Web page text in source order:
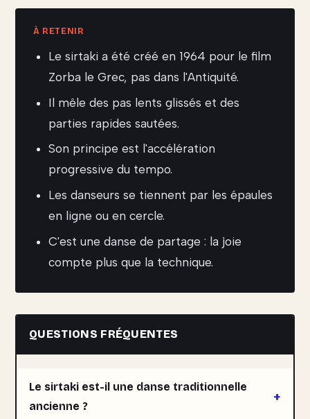
Le sirtaki a été créé en 1964 pour le film
Zorba le Grec, pas dans l'Antiquité.
Il mêle des pas lents glissés et des
parties rapides sautées.
Son principe est l'accélération
progressive du tempo.
Les danseurs se tiennent par les épaules
en ligne ou en cercle.
C'est une danse de partage : la joie
compte plus que la technique.
QUESTIONS FRÉQUENTES
Le sirtaki est-il une danse traditionnelle
ancienne ?